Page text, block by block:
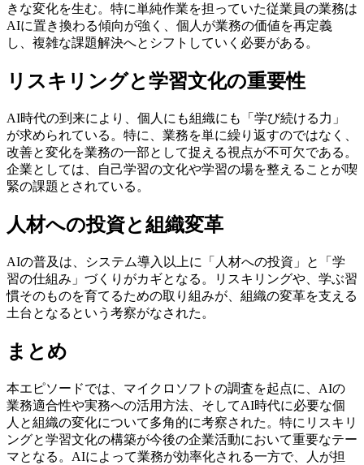
きな変化を生む。特に単純作業を担っていた従業員の業務は
AIに置き換わる傾向が強く、個人が業務の価値を再定義
し、複雑な課題解決へとシフトしていく必要がある。
リスキリングと学習文化の重要性
AI時代の到来により、個人にも組織にも「学び続ける力」
が求められている。特に、業務を単に繰り返すのではなく、
改善と変化を業務の一部として捉える視点が不可欠である。
企業としては、自己学習の文化や学習の場を整えることが喫
緊の課題とされている。
人材への投資と組織変革
AIの普及は、システム導入以上に「人材への投資」と「学
習の仕組み」づくりがカギとなる。リスキリングや、学ぶ習
慣そのものを育てるための取り組みが、組織の変革を支える
土台となるという考察がなされた。
まとめ
本エピソードでは、マイクロソフトの調査を起点に、AIの
業務適合性や実務への活用方法、そしてAI時代に必要な個
人と組織の変化について多角的に考察された。特にリスキリ
ングと学習文化の構築が今後の企業活動において重要なテー
マとなる。AIによって業務が効率化される一方で、人が担